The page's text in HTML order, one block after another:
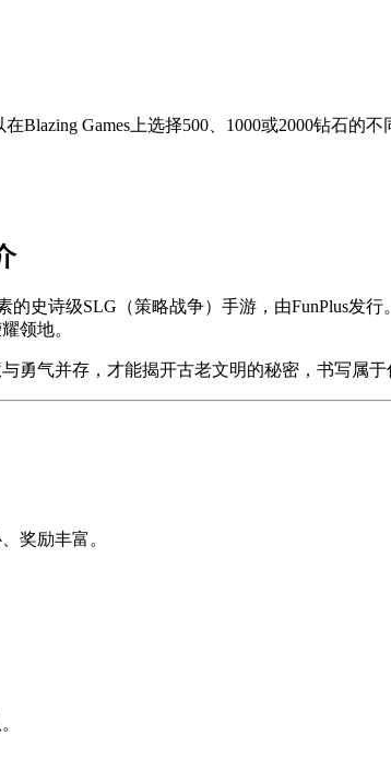
Games上选择500、1000或2000钻石的
的史诗级SLG（策略战争）手游，由FunPlus
领地。
勇气并存，才能揭开古老文明的秘密，书写属于
奖励丰富。